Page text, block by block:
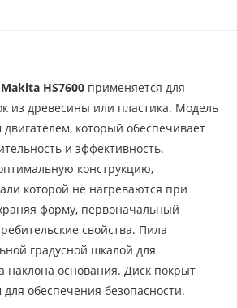
Makita HS7600применяется для
из древесины или пластика. Модель
который обеспечивает
и эффективность.
конструкцию,
которой не нагреваются при
форму, первоначальный
свойства. Пила
градусной шкалой для
наклона основания. Диск покрыт
обеспечения безопасности.